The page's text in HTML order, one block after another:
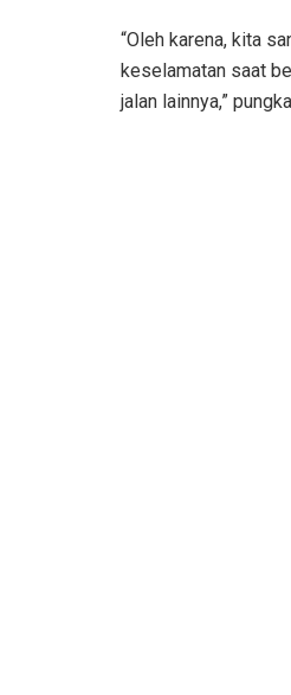
“Oleh karena, kita
keselamatan saat
jalan lainnya,”